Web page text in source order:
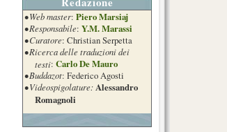
• Web master: Piero Marsiaj
• Responsabile: Y.M. Marassi
• Curatore: Christian Serpetta
• Ricerca delle traduzioni dei
testi: Carlo De Mauro
• Buddazot: Federico Agosti
• Videospigolature:Alessandro
Romagnoli